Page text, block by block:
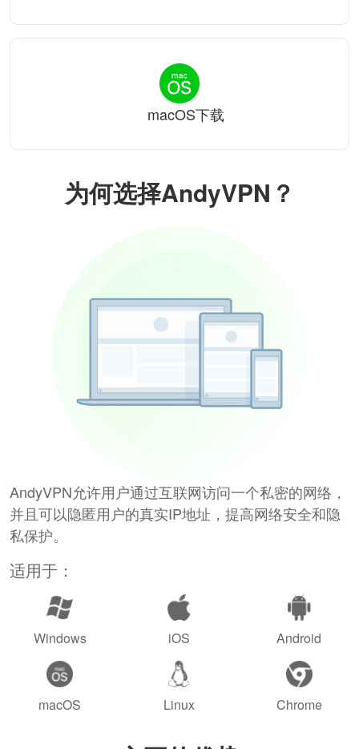
为何选择AndyVPN？
AndyVPN允许用户通过互联网访问一个私密的网络，
并且可以隐匿用户的真实IP地址，提高网络安全和隐
私保护。
适用于：
Windows iOS Android
macOS Linux Chrome
macOS下载